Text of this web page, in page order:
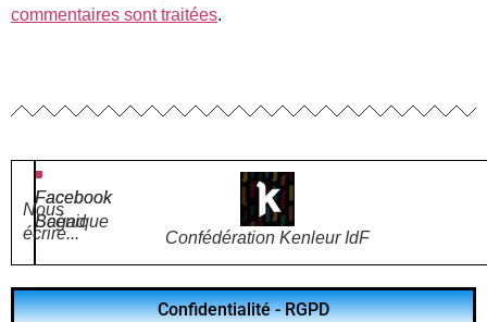
commentaires sont traitées.
Nous
écrire...
Facebook
Bagad
Facebook
Scénique
Confédération Kenleur IdF
Confidentialité - RGPD